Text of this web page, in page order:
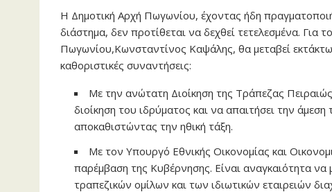
Η Δημοτική Αρχή Πωγωνίου, έχοντας ήδη
διάστημα, δεν προτίθεται να δεχθεί τετελεσμένα.
Πωγωνίου,Κωνσταντίνος Καψάλης, θα μεταβεί
καθοριστικές συναντήσεις:
Με την ανώτατη Διοίκηση της Τράπεζας
διοίκηση του ιδρύματος και να απαιτήσει την
αποκαθιστώντας την ηθική τάξη.
Με τον Υπουργό Εθνικής Οικονομίας και
παρέμβαση της Κυβέρνησης. Είναι αναγκαιότητα
τραπεζικών ομίλων και των ιδιωτικών εταιρειών